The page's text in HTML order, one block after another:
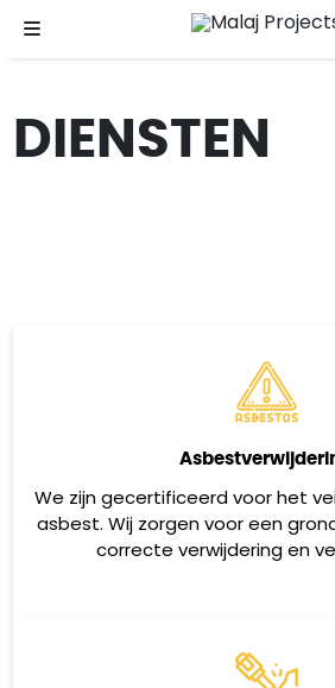
DIENSTEN
We zijn gecertificeerd voor het
asbest. Wij zorgen voor een
correcte verwijdering en